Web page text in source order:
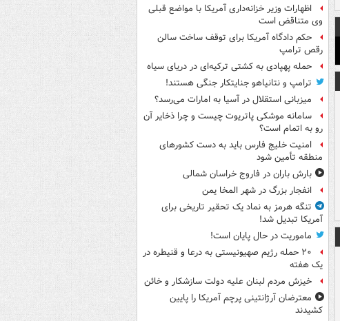
اظهارات وزیر خزانه‌داری آمریکا با مواضع قبلی
وی متناقض است
حکم دادگاه آمریکا برای توقف ساخت سالن
رقص ترامپ
حمله پهپادی به کشتی ترکیه‌ای در دریای سیاه
ترامپ و نتانیاهو جنایتکار جنگی هستند!
میزبانی استقلال در آسیا به امارات می‌رسد؟
سامانه موشکی پاتریوت چیست و چرا ذخایر آن
رو به اتمام است؟
امنیت خلیج فارس باید به دست کشورهای
منطقه تأمین شود
بارش باران در فاروج خراسان شمالی
انفجار بزرگ در شهر المخا یمن
تنگه هرمز به نماد یک تحقیر تاریخی برای
آمریکا تبدیل شد!
ماموریت در حال پایان است!
۲۰ حمله رژیم صهیونیستی به درعا و قنیطره در
یک هفته
خیزش مردم لبنان علیه دولت سازشکار و خائن
معترضان آرژانتینی پرچم آمریکا را پایین
کشیدند